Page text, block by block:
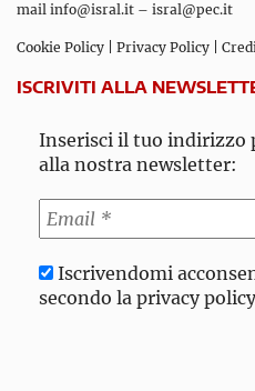
mail info@isral.it – isral@pec.it
Cookie Policy Privacy Policy
ISCRIVITI ALLA
Inserisci il tuo indirizzo
alla nostra newsletter:
Iscrivendomi
secondo la privacy